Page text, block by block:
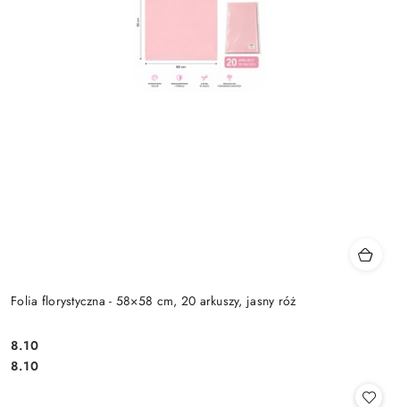
Folia florystyczna - 58×58 cm, 20 arkuszy, jasny róż
Cena:
8.10
Cena:
8.10